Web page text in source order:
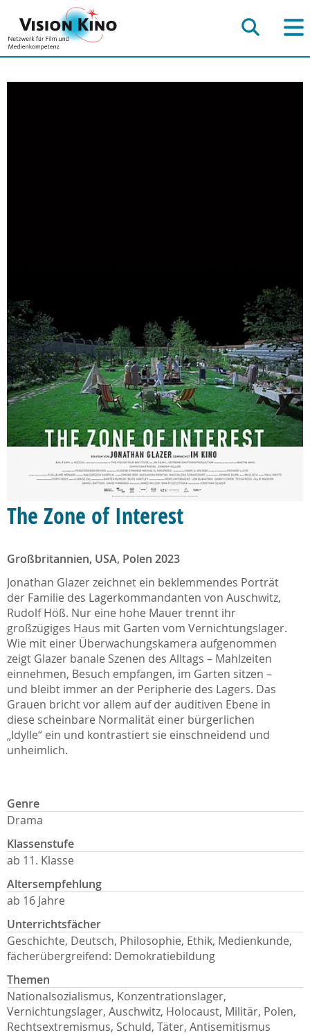
The Zone of Interest
Großbritannien, USA, Polen 2023
Jonathan Glazer zeichnet ein beklemmendes Porträt
der Familie des Lagerkommandanten von Auschwitz,
Rudolf Höß. Nur eine hohe Mauer trennt ihr
großzügiges Haus mit Garten vom Vernichtungslager.
Wie mit einer Überwachungskamera aufgenommen
zeigt Glazer banale Szenen des Alltags – Mahlzeiten
einnehmen, Besuch empfangen, im Garten sitzen –
und bleibt immer an der Peripherie des Lagers. Das
Grauen bricht vor allem auf der auditiven Ebene in
diese scheinbare Normalität einer bürgerlichen
„Idylle“ ein und kontrastiert sie einschneidend und
unheimlich.
Genre
Drama
Klassenstufe
ab 11. Klasse
Altersempfehlung
ab 16 Jahre
Unterrichtsfächer
Geschichte, Deutsch, Philosophie, Ethik, Medienkunde,
fächerübergreifend: Demokratiebildung
Themen
Nationalsozialismus, Konzentrationslager,
Vernichtungslager, Auschwitz, Holocaust, Militär, Polen,
Rechtsextremismus, Schuld, Täter, Antisemitismus